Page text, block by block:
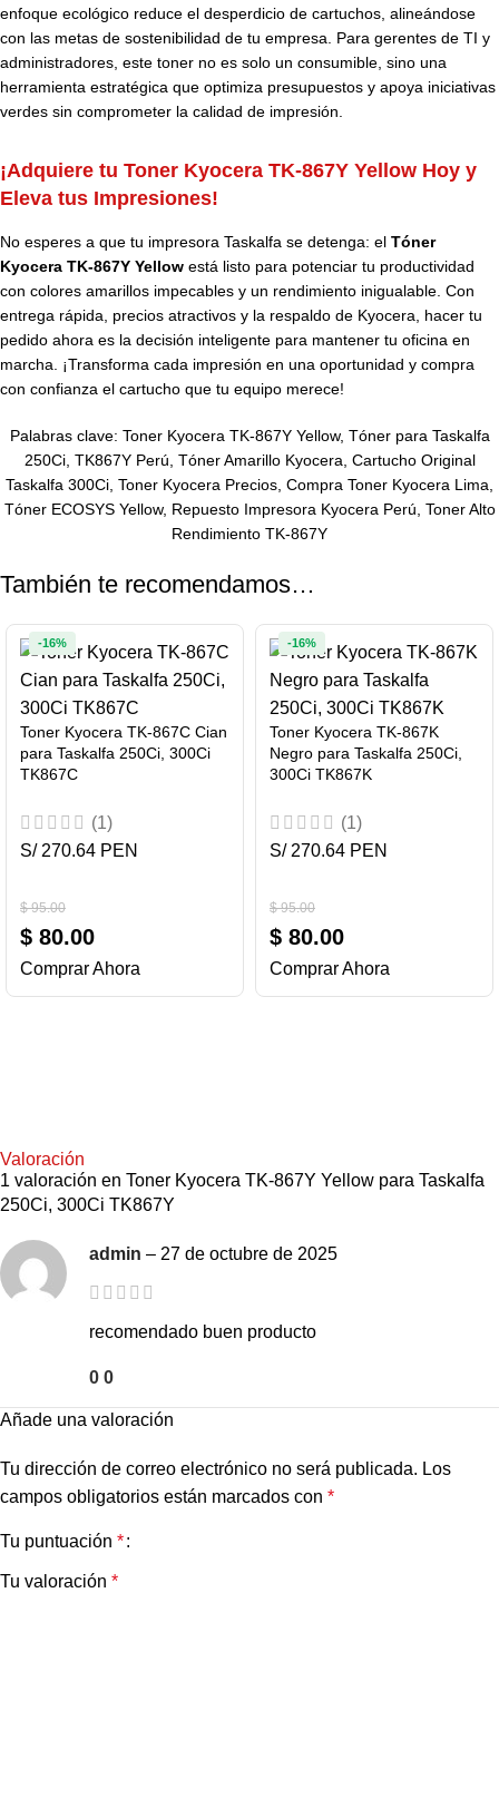
enfoque ecológico reduce el desperdicio de cartuchos, alineándose
con las metas de sostenibilidad de tu empresa. Para gerentes de TI y
administradores, este toner no es solo un consumible, sino una
herramienta estratégica que optimiza presupuestos y apoya iniciativas
verdes sin comprometer la calidad de impresión.
¡Adquiere tu Toner Kyocera TK-867Y Yellow Hoy y
Eleva tus Impresiones!
No esperes a que tu impresora Taskalfa se detenga: el Tóner
Kyocera TK-867Y Yellow está listo para potenciar tu productividad
con colores amarillos impecables y un rendimiento inigualable. Con
entrega rápida, precios atractivos y la respaldo de Kyocera, hacer tu
pedido ahora es la decisión inteligente para mantener tu oficina en
marcha. ¡Transforma cada impresión en una oportunidad y compra
con confianza el cartucho que tu equipo merece!
Palabras clave: Toner Kyocera TK-867Y Yellow, Tóner para Taskalfa
250Ci, TK867Y Perú, Tóner Amarillo Kyocera, Cartucho Original
Taskalfa 300Ci, Toner Kyocera Precios, Compra Toner Kyocera Lima,
Tóner ECOSYS Yellow, Repuesto Impresora Kyocera Perú, Toner Alto
Rendimiento TK-867Y
También te recomendamos…
Toner Kyocera TK-867C Cian
para Taskalfa 250Ci, 300Ci
TK867C
(1)
$95.00
$ 80.00
-16%
S/ 270.64 PEN
Comprar Ahora
Toner Kyocera TK-867K
Negro para Taskalfa 250Ci,
300Ci TK867K
(1)
$95.00
$ 80.00
-16%
S/ 270.64 PEN
Comprar Ahora
Valoración
1 valoración en Toner Kyocera TK-867Y Yellow para Taskalfa
250Ci, 300Ci TK867Y
admin – 27 de octubre de 2025
recomendado buen producto
0 0
Añade una valoración
Tu dirección de correo electrónico no será publicada. Los
campos obligatorios están marcados con *
Tu puntuación *
Tu valoración *